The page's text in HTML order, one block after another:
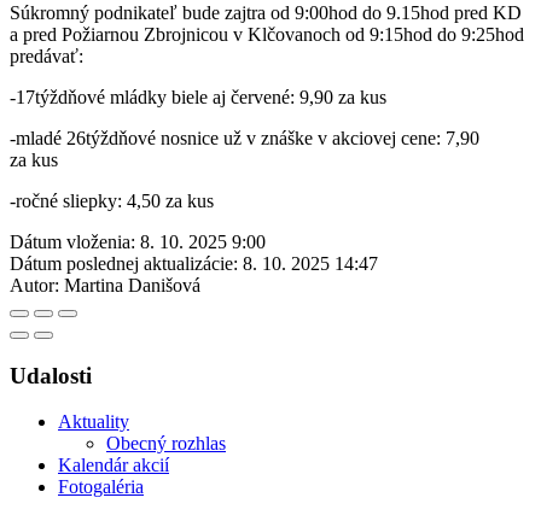
Súkromný podnikateľ bude zajtra od 9:00hod do 9.15hod pred KD
a pred Požiarnou Zbrojnicou v Klčovanoch od 9:15hod do 9:25hod
predávať:
-17týždňové mládky biele aj červené: 9,90 za kus
-mladé 26týždňové nosnice už v znáške v akciovej cene: 7,90
za kus
-ročné sliepky: 4,50 za kus
Dátum vloženia: 8. 10. 2025 9:00
Dátum poslednej aktualizácie: 8. 10. 2025 14:47
Autor: Martina Danišová
Udalosti
Aktuality
Obecný rozhlas
Kalendár akcií
Fotogaléria